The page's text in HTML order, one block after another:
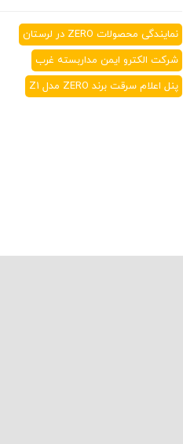
نمایندگی محصولات ZERO در لرستان
شرکت الکترو ایمن مداربسته غرب
پنل اعلام سرقت برند ZERO مدل Z1